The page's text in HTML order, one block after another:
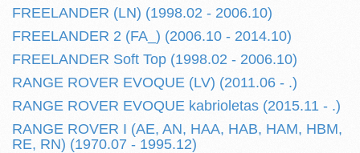
FREELANDER (LN) (1998.02 - 2006.10)
FREELANDER 2 (FA_) (2006.10 - 2014.10)
FREELANDER Soft Top (1998.02 - 2006.10)
RANGE ROVER EVOQUE (LV) (2011.06 - .)
RANGE ROVER EVOQUE kabrioletas (2015.11 - .)
RANGE ROVER I (AE, AN, HAA, HAB, HAM, HBM,
RE, RN) (1970.07 - 1995.12)